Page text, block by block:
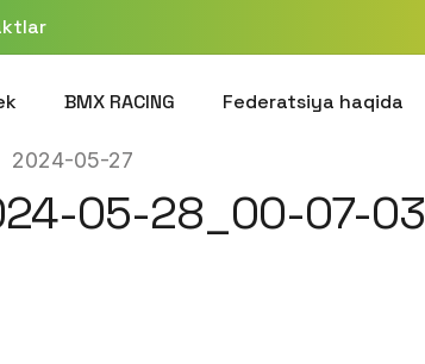
BMX RACING Federatsiya haqida
2024-05-27
05-28_00-07-03